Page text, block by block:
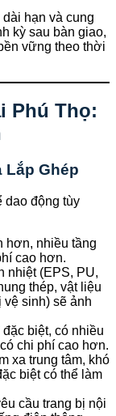
hạn và cung
kỳ sau bàn giao,
vững theo thời
Phú Thọ:
Lắp Ghép
dao động tùy
hơn, nhiều tầng
cao hơn.
nhiệt (EPS, PU,
thép, vật liệu
vệ sinh) sẽ ảnh
đặc biệt, có nhiều
chi phí cao hơn.
xa trung tâm, khó
biệt có thể làm
cầu trang bị nội